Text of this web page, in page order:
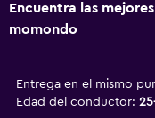
Encuentra las
momondo
Entrega en el mismo
Edad del conductor: